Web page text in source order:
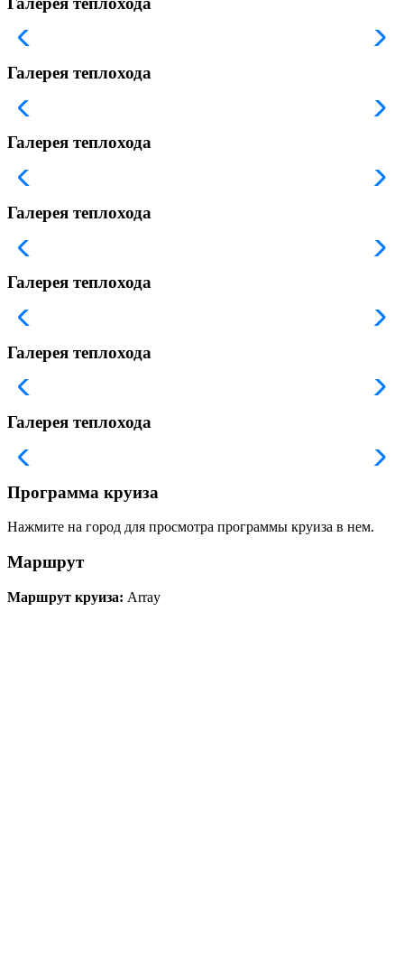
Галерея теплохода
Галерея теплохода
Галерея теплохода
Галерея теплохода
Галерея теплохода
Галерея теплохода
Программа круиза
Нажмите на город для просмотра программы круиза в нем.
Маршрут
Маршрут круиза: Array